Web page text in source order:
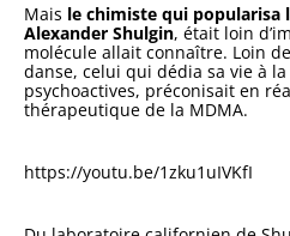
Mais le chimiste qui popularisa
Alexander Shulgin, était loin
molécule allait connaître. Loin
danse, celui qui dédia sa vie à
psychoactives, préconisait en
thérapeutique de la MDMA.
https://youtu.be/1zku1uIVKfI